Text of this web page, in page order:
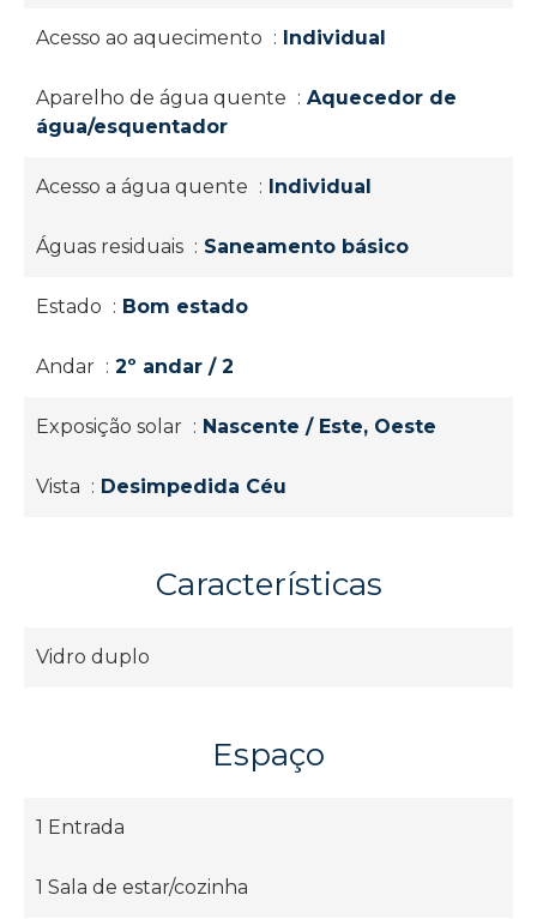
Acesso ao aquecimento Individual
Aparelho de água quente
Aquecedor de
água/esquentador
Acesso a água quente Individual
Águas residuais Saneamento básico
Estado Bom estado
Andar 2º andar / 2
Exposição solar Nascente / Este, Oeste
Vista Desimpedida Céu
Características
Vidro duplo
Espaço
1 Entrada
1 Sala de estar/cozinha